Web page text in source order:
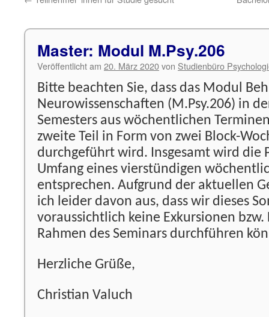
Master: Modul M.Psy.206
Veröffentlicht am 20. März 2020von Studienbüro
Bitte beachten Sie, dass das Modul
Neurowissenschaften (M.Psy.206) in
Semesters aus wöchentlichen
zweite Teil in Form von zwei Block-
durchgeführt wird. Insgesamt wird die
Umfang eines vierstündigen
entsprechen. Aufgrund der aktuellen
ich leider davon aus, dass wir dieses
voraussichtlich keine Exkursionen
Rahmen des Seminars durchführen
Herzliche Grüße,
Christian Valuch